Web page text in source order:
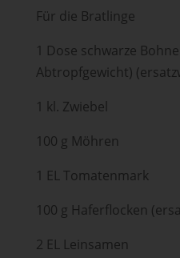
Für die Bratlinge
1 Dose schwarze
Abtropfgewicht)
1 kl. Zwiebel
100 g Möhren
1 EL Tomatenmark
100 g Haferflocken
2 EL Leinsamen